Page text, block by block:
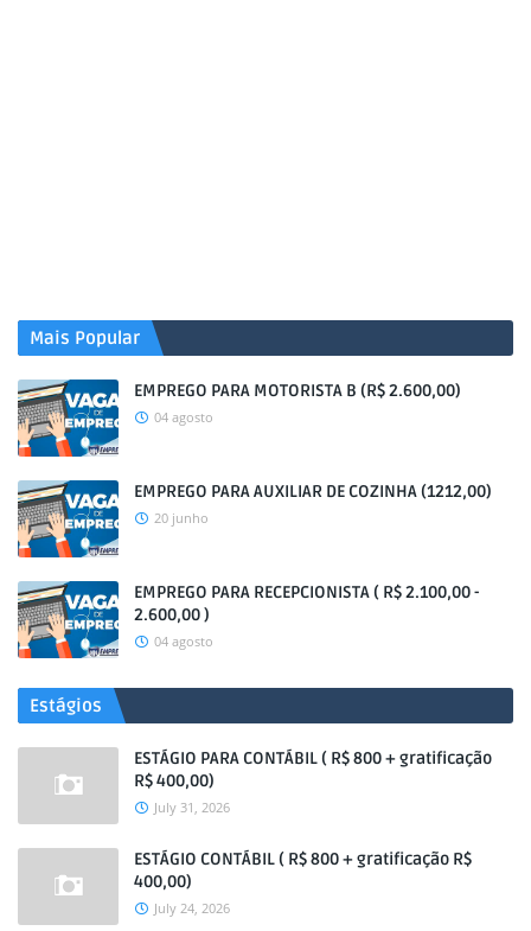
Mais Popular
EMPREGO PARA MOTORISTA B (R$ 2.600,00)
04 agosto
EMPREGO PARA AUXILIAR DE COZINHA (1212,00)
20 junho
EMPREGO PARA RECEPCIONISTA ( R$ 2.100,00 -
2.600,00 )
04 agosto
Estágios
ESTÁGIO PARA CONTÁBIL ( R$ 800 + gratificação
R$ 400,00)
July 31, 2026
ESTÁGIO CONTÁBIL ( R$ 800 + gratificação R$
400,00)
July 24, 2026